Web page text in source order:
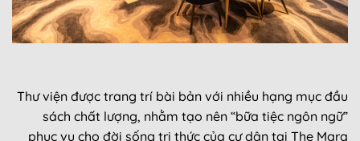
Thư viện được trang trí bài bản với nhiều hạng mục đầu
sách chất lượng, nhằm tạo nên “bữa tiệc ngôn ngữ”
phục vụ cho đời sống tri thức của cư dân tại The Marq